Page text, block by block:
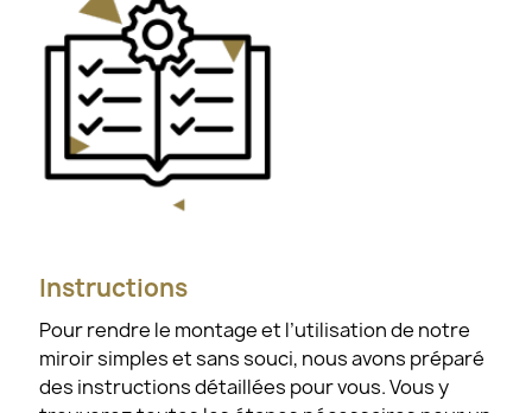
Instructions
Pour rendre le montage et l’utilisation de notre
miroir simples et sans souci, nous avons préparé
des instructions détaillées pour vous. Vous y